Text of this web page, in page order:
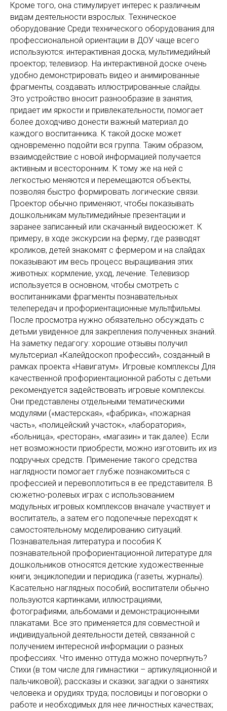
Кроме того, она стимулирует интерес к различным
видам деятельности взрослых. Техническое
оборудование Среди технического оборудования для
профессиональной ориентации в ДОУ чаще всего
используются: интерактивная доска; мультимедийный
проектор; телевизор. На интерактивной доске очень
удобно демонстрировать видео и анимированные
фрагменты, создавать иллюстрированные слайды.
Это устройство вносит разнообразие в занятия,
придает им яркости и привлекательности, помогает
более доходчиво донести важный материал до
каждого воспитанника. К такой доске может
одновременно подойти вся группа. Таким образом,
взаимодействие с новой информацией получается
активным и всесторонним. К тому же на ней с
легкостью меняются и перемещаются объекты,
позволяя быстро формировать логические связи.
Проектор обычно применяют, чтобы показывать
дошкольникам мультимедийные презентации и
заранее записанный или скачанный видеосюжет. К
примеру, в ходе экскурсии на ферму, где разводят
кроликов, детей знакомят с фермером и на слайдах
показывают им весь процесс выращивания этих
животных: кормление, уход, лечение. Телевизор
используется в основном, чтобы смотреть с
воспитанниками фрагменты познавательных
телепередач и профориентационные мультфильмы.
После просмотра нужно обязательно обсуждать с
детьми увиденное для закрепления полученных знаний.
На заметку педагогу: хорошие отзывы получил
мультсериал «Калейдоскоп профессий», созданный в
рамках проекта «Навигатум». Игровые комплексы Для
качественной профориентационной работы с детьми
рекомендуется задействовать игровые комплексы.
Они представлены отдельными тематическими
модулями («мастерская», «фабрика», «пожарная
часть», «полицейский участок», «лаборатория»,
«больница», «ресторан», «магазин» и так далее). Если
нет возможности приобрести, можно изготовить их из
подручных средств. Применение такого средства
наглядности помогает глубже познакомиться с
профессией и перевоплотиться в ее представителя. В
сюжетно-ролевых играх с использованием
модульных игровых комплексов вначале участвует и
воспитатель, а затем его подопечные переходят к
самостоятельному моделированию ситуаций.
Познавательная литература и пособия К
познавательной профориентационной литературе для
дошкольников относятся детские художественные
книги, энциклопедии и периодика (газеты, журналы).
Касательно наглядных пособий, воспитатели обычно
пользуются картинками, иллюстрациями,
фотографиями, альбомами и демонстрационными
плакатами. Все это применяется для совместной и
индивидуальной деятельности детей, связанной с
получением интересной информации о разных
профессиях. Что именно оттуда можно почерпнуть?
Стихи (в том числе для гимнастики – артикуляционной и
пальчиковой); рассказы и сказки; загадки о занятиях
человека и орудиях труда; пословицы и поговорки о
работе и необходимых для нее личностных качествах;